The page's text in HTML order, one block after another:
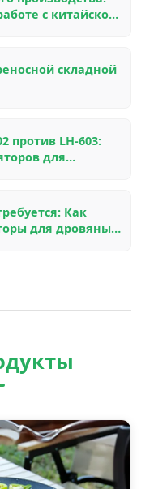
с китайской
складной
против LH-603:
для
Как
для дровяных